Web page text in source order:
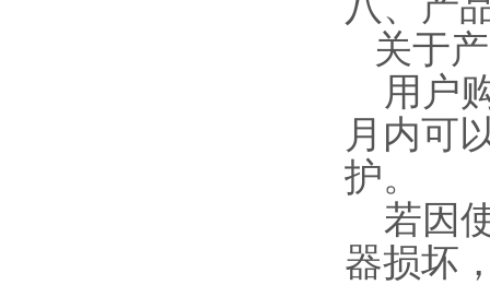
关于
用户
月内可
护。
若因
器损坏